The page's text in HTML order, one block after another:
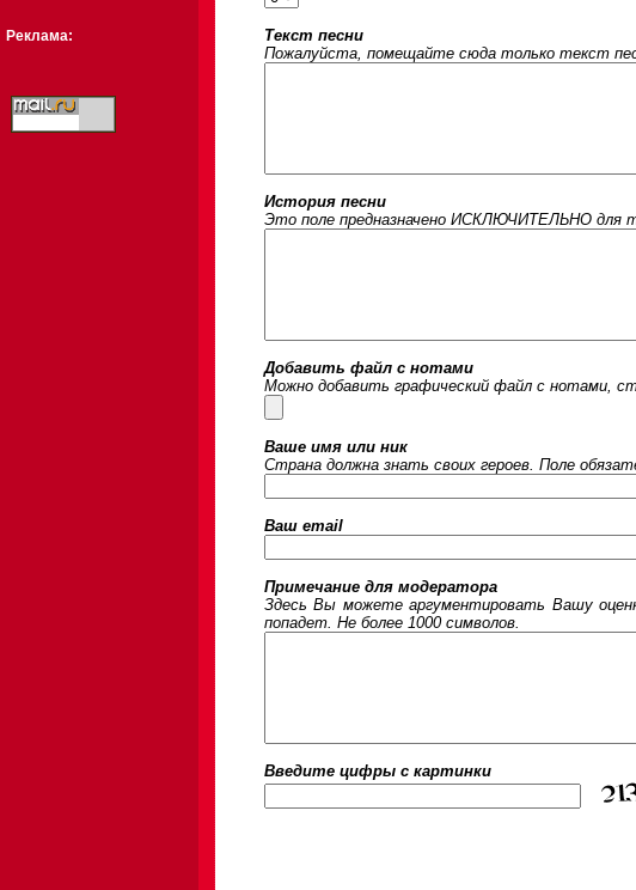
Реклама:
Текст песни
Пожалуйста, помещайте сюда только текст
История песни
Это поле предназначено ИСКЛЮЧИТЕЛЬНО для
Добавить файл с нотами
Можно добавить графический файл с нотами,
Ваше имя или ник
Страна должна знать своих героев. Поле
Ваш email
Примечание для модератора
Здесь Вы можете аргументировать Вашу
попадет. Не более 1000 символов.
Введите цифры c картинки